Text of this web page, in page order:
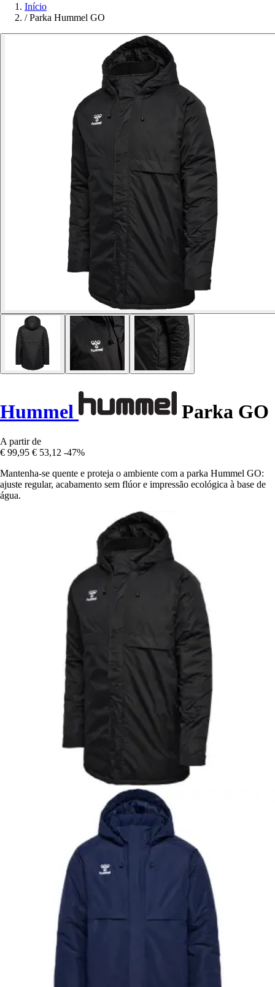
Início
/ Parka Hummel GO
Hummel Parka GO
A partir de
€ 99,95 € 53,12 -47%
Mantenha-se quente e proteja o ambiente com a parka Hummel GO:
ajuste regular, acabamento sem flúor e impressão ecológica à base de
água.